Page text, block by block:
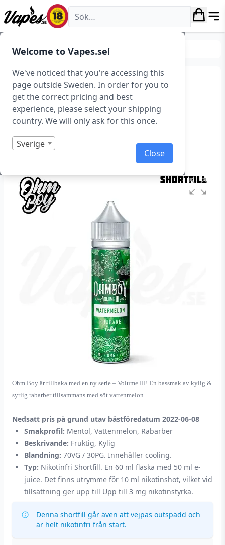
Welcome to Vapes.se!
We've noticed that you're accessing this
page outside Sweden. In order for you to
get the correct pricing and best
experience, please select your shipping
country. We will only ask for this once.
Sverige
Close
Vapes.se
E-juice Smaker Frukt & Bär
Ohm Boy Volume III –
Watermelon & Rhubarb
Chilled (50 ml, Shortfill)
Art.nr: 39364
Slut i lager
Ohm Boy är tillbaka med en ny serie – Volume III! En bassmak av kylig &
syrlig rabarber tillsammans med söt vattenmelon.
Nedsatt pris på grund utav bästföredatum 2022-06-08
Smakprofil: Mentol, Vattenmelon, Rabarber
Beskrivande: Fruktig, Kylig
Blandning: 70VG / 30PG. Innehåller cooling.
Typ: Nikotinfri Shortfill. En 60 ml flaska med 50 ml e-
juice. Det finns utrymme för 10 ml nikotinshot, vilket vid
tillsättning ger upp till Upp till 3 mg nikotinstyrka.
Denna shortfill går även att vejpas outspädd och
är helt nikotinfri från start.